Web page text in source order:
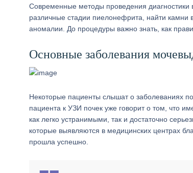
Современные методы проведения диагностики
различные стадии пиелонефрита, найти камни
аномалии. До процедуры важно знать, как
Основные заболевания
Некоторые пациенты слышат о заболеваниях
пациента к УЗИ почек уже говорит о том, что
как легко устранимыми, так и достаточно
которые выявляются в медицинских центрах
прошла успешно.